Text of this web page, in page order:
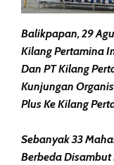
Balikpapan, 29
Kilang Pertamina
Dan PT Kilang
Kunjungan
Plus Ke Kilang
Sebanyak 33
Berbeda Disambut